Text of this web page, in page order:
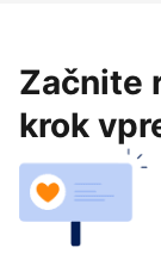
Začnite
krok